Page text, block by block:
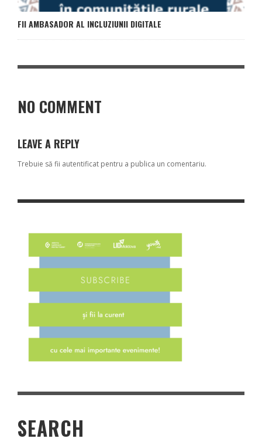
FII AMBASADOR AL INCLUZIUNII DIGITALE
NO COMMENT
LEAVE A REPLY
Trebuie să fii autentificat pentru a publica un comentariu.
SEARCH